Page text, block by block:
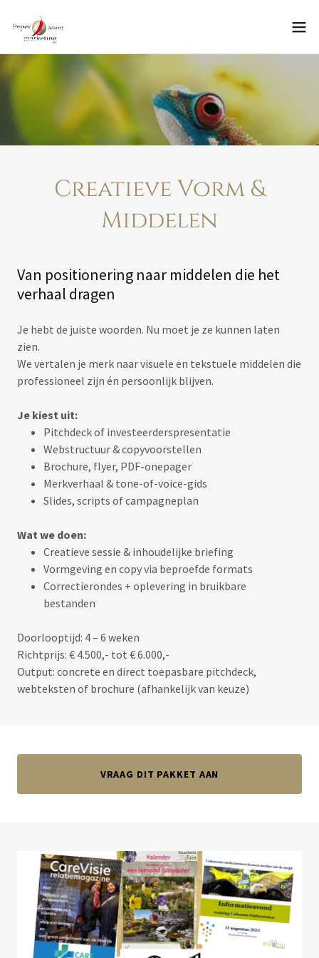
Creatieve Vorm &
Middelen
Van positionering naar middelen die het
verhaal dragen
Je hebt de juiste woorden. Nu moet je ze kunnen laten
zien.
We vertalen je merk naar visuele en tekstuele middelen die
professioneel zijn én persoonlijk blijven.
Je kiest uit:
Pitchdeck of investeerderspresentatie
Webstructuur & copyvoorstellen
Brochure, flyer, PDF-onepager
Merkverhaal & tone-of-voice-gids
Slides, scripts of campagneplan
Wat we doen:
Creatieve sessie & inhoudelijke briefing
Vormgeving en copy via beproefde formats
Correctierondes + oplevering in bruikbare
bestanden
Doorlooptijd: 4 – 6 weken
Richtprijs: € 4.500,- tot € 6.000,-
Output: concrete en direct toepasbare pitchdeck,
webteksten of brochure (afhankelijk van keuze)
VRAAG DIT PAKKET AAN